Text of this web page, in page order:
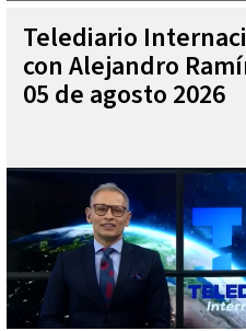
Telediario
con Alejandro
05 de agosto 2026